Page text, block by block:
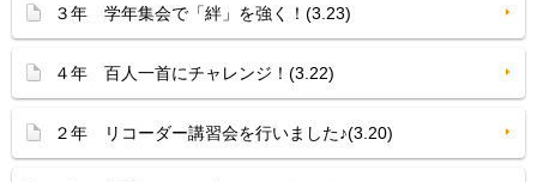
３年 学年集会で「絆」を強く！(3.23)
４年 百人一首にチャレンジ！(3.22)
２年 リコーダー講習会を行いました♪(3.20)